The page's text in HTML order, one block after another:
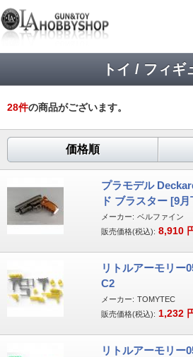
トイ / フィギ
28件の商品がございます。
価格順
プラモデル
ド ブラスター [9
メーカー: ベルファイン
販売価格(税込): 8,910
リトルアーモリー
C2
メーカー: TOMYTEC
販売価格(税込): 1,232
リトルアーモリー